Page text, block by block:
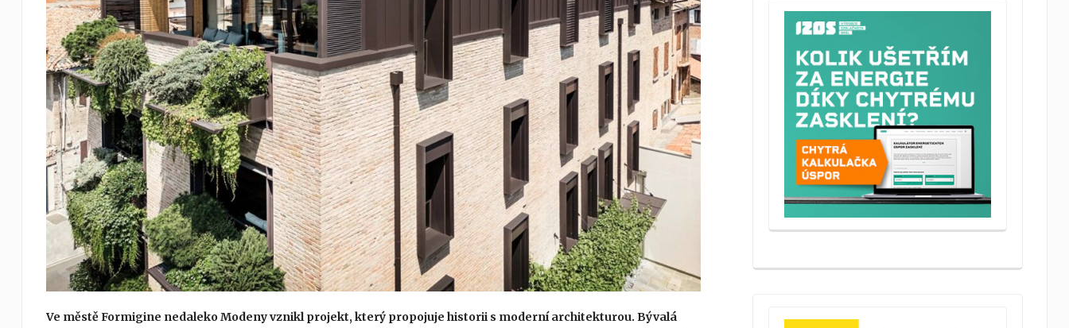
Ve městě Formigine nedaleko Modeny vznikl projekt, který propojuje historii s moderní architekturou. Bývalá